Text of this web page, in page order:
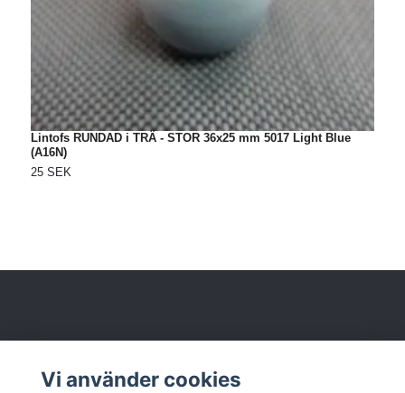
Lintofs RUNDAD i TRÄ - STOR 36x25 mm 5017 Light Blue
(A16N)
25 SEK
Vi använder cookies